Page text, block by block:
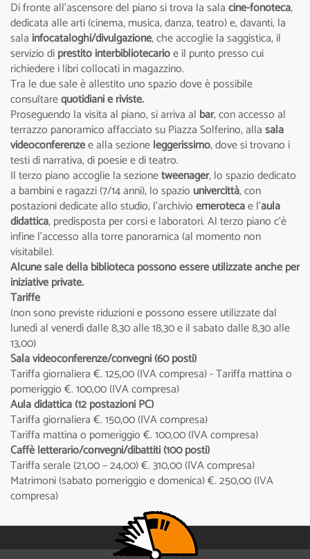
Di fronte all'ascensore del piano si trova la salacine-fonoteca,
dedicata alle arti (cinema, musica, danza, teatro) e, davanti, la
salainfocataloghi/divulgazione, che accoglie la saggistica, il
servizio diprestito interbibliotecarioe il punto presso cui
richiedere i libri collocati in magazzino.
Tra le due sale è allestito uno spazio dove è possibile
consultarequotidiani e riviste.
Proseguendo la visita al piano, si arriva al bar, con accesso al
terrazzo panoramico affacciato su Piazza Solferino, allasala
videoconferenzee alla sezioneleggerissimo, dove si trovano i
testi di narrativa, di poesie e di teatro.
Il terzo piano accoglie la sezionetweenager, lo spazio dedicato
a bambini e ragazzi (7/14 anni), lo spazio univercittà, con
postazioni dedicate allo studio, l'archivioemerotecae l'aula
didattica, predisposta per corsi e laboratori. Al terzo piano c'è
infine l'accesso alla torre panoramica (al momento non
visitabile).
Alcune sale della biblioteca possono essere utilizzate anche per
iniziative private.
Tariffe
(non sono previste riduzioni e possono essere utilizzate dal
lunedì al venerdì dalle 8,30 alle 18,30 e il sabato dalle 8,30 alle
13,00)
Sala videoconferenze/convegni (60 posti)
Tariffa giornaliera €. 125,00 (IVA compresa) - Tariffa mattina o
pomeriggio €. 100,00 (IVA compresa)
Aula didattica (12 postazioni PC)
Tariffa giornaliera €. 150,00 (IVA compresa)
Tariffa mattina o pomeriggio €. 100,00 (IVA compresa)
Caffè letterario/convegni/dibattiti (100 posti)
Tariffa serale (21,00 – 24,00) €. 310,00 (IVA compresa)
Matrimoni (sabato pomeriggio e domenica) €. 250,00 (IVA
compresa)